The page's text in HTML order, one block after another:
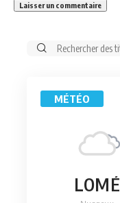
Rechercher:
MÉTÉO
LOMÉ